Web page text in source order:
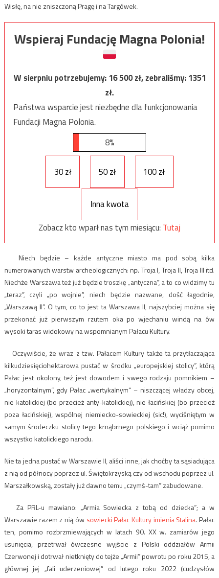
Wisłę, na nie zniszczoną Pragę i na Targówek.
Wspieraj Fundację Magna Polonia!
W sierpniu potrzebujemy:16 500zł, zebraliśmy:1351
zł.
Państwa wsparcie jest niezbędne dla funkcjonowania
Fundacji Magna Polonia.
8%
30 zł 50 zł 100 zł
Inna kwota
Zobacz kto wparł nas tym miesiącu: Tutaj
Niech będzie – każde antyczne miasto ma pod sobą kilka
numerowanych warstw archeologicznych: np. Troja I, Troja II, Troja III itd.
Niechże Warszawa też już będzie troszkę „antyczna”, a to co widzimy tu
„teraz”, czyli „po wojnie”, niech będzie nazwane, dość łagodnie,
„Warszawą II”. O tym, co to jest ta Warszawa II, najszybciej można się
przekonać już pierwszym rzutem oka po wjechaniu windą na ów
wysoki taras widokowy na wspomnianym Pałacu Kultury.
Oczywiście, że wraz z tzw. Pałacem Kultury także ta przytłaczająca
kilkudziesięciohektarowa pustać w środku „europejskiej stolicy”, którą
Pałac jest okolony, też jest dowodem i swego rodzaju pomnikiem –
„horyzontalnym”, gdy Pałac „wertykalnym” – niszczącej władzy obcej,
nie katolickiej (bo przecież anty-katolickiej), nie łacińskiej (bo przecież
poza łacińskiej), wspólnej niemiecko-sowieckiej (sic!), wyciśniętym w
samym środeczku stolicy tego krnąbrnego polskiego i wciąż pomimo
wszystko katolickiego narodu.
Nie ta jedna pustać w Warszawie II, aliści inne, jak choćby ta sąsiadująca
z nią od północy poprzez ul. Świętokrzyską czy od wschodu poprzez ul.
Marszałkowską, zostały już dawno temu „czymś-tam” zabudowane.
Za PRL-u mawiano: „Armia Sowiecka z tobą od dziecka”; a w
Warszawie razem z nią ów sowiecki Pałac Kultury imienia Stalina. Pałac
ten, pomimo rozbrzmiewających w latach 90. XX w. zamiarów jego
usunięcia, przetrwał ówczesne wyjście z Polski oddziałów Armii
Czerwonej i dotrwał nietknięty do tejże „Armii” powrotu po roku 2015, a
głównej jej „fali uderzeniowej” od lutego roku 2022 (cudzysłów